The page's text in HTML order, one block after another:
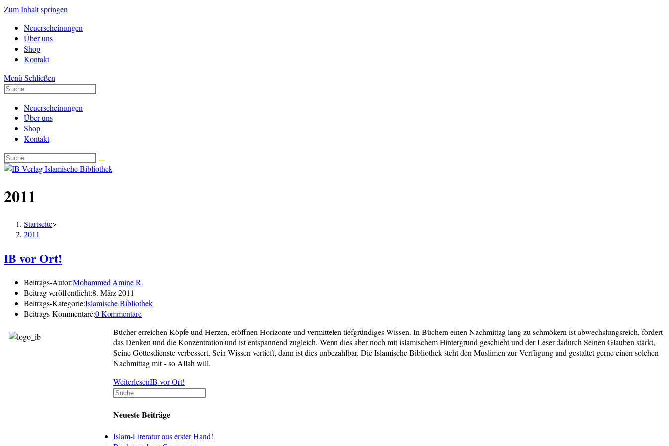
Zum Inhalt springen
Neuerscheinungen
Über uns
Shop
Kontakt
Menü Schließen
Neuerscheinungen
Über uns
Shop
Kontakt
2011
Startseite>
2011
IB vor Ort!
Beitrags-Autor:Mohammed Amine R.
Beitrag veröffentlicht:8. März 2011
Beitrags-Kategorie:Islamische Bibliothek
Beitrags-Kommentare:0 Kommentare
Bücher erreichen Köpfe und Herzen, eröffnen Horizonte und vermittelen tiefgründiges Wissen. In Büchern einen Nachmittag lang zu schmökern ist abwechslungsreich, fördert
das Denken und die Konzentration und ist entspannend zugleich. Wenn dies aber noch mit islamischem Hintergrund geschieht und der Leser dadurch Seinen Glauben stärkt,
Seine Gottesdienste verbessert, Sein Wissen vertieft, dann ist dies unbezahlbar. Die Islamische Bibliothek steht den Muslimen zur Verfügung und gestaltet gerne einen solchen
Nachmittag mit - so Allah will.
WeiterlesenIB vor Ort!
Neueste Beiträge
Islam-Literatur aus erster Hand!